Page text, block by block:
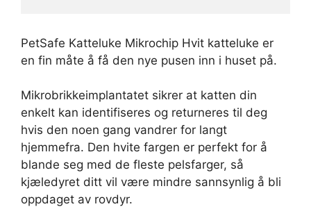
PetSafe Katteluke Mikrochip Hvit katteluke er
en fin måte å få den nye pusen inn i huset på.
Mikrobrikkeimplantatet sikrer at katten din
enkelt kan identifiseres og returneres til deg
hvis den noen gang vandrer for langt
hjemmefra. Den hvite fargen er perfekt for å
blande seg med de fleste pelsfarger, så
kjæledyret ditt vil være mindre sannsynlig å bli
oppdaget av rovdyr.